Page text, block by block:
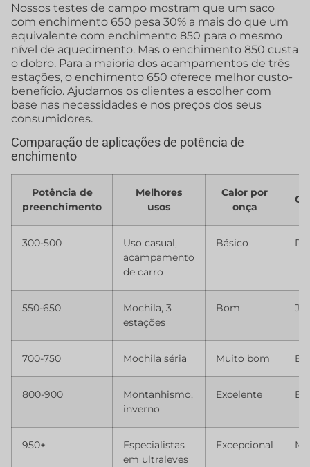
Nossos testes de campo mostram que um saco
com enchimento 650 pesa 30% a mais do que um
equivalente com enchimento 850 para o mesmo
nível de aquecimento. Mas o enchimento 850 custa
o dobro. Para a maioria dos acampamentos de três
estações, o enchimento 650 oferece melhor custo-
benefício. Ajudamos os clientes a escolher com
base nas necessidades e nos preços dos seus
consumidores.
Comparação de aplicações de potência de
enchimento
Potência de
preenchimento
Melhores
usos
Calor por
onça
300-500
Uso casual,
acampamento
de carro
Básico
550-650
Mochila, 3
estações
Bom
700-750 Mochila séria Muito bom
800-900
Montanhismo,
inverno
Excelente
950+
Especialistas
em ultraleves
Excepcional